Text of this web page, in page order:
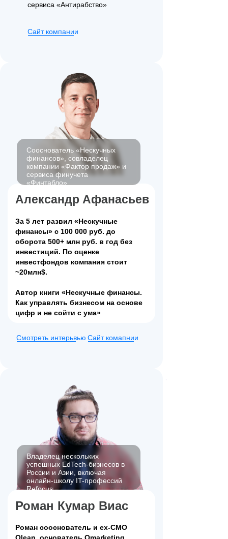
сервиса «Антирабство»
Сайт компании
Александр Афанасьев
За 5 лет развил «Нескучные
финансы» с 100 000 руб. до
оборота 500+ млн руб. в год без
инвестиций. По оценке
инвестфондов компания стоит
~20млн$.
Автор книги «Нескучные финансы.
Как управлять бизнесом на основе
цифр и не сойти с ума»
Смотреть интерьвью Сайт комапнии
Сооснователь «Нескучных
финансов», совладелец
компании «Фактор продаж» и
сервиса финучета
«Финтабло»
Роман Кумар Виас
Роман сооснователь и ex-CMO
Владелец нескольких
успешных EdTech-бизнесов в
России и Азии, включая
онлайн-школу IT-профессий
Refocus